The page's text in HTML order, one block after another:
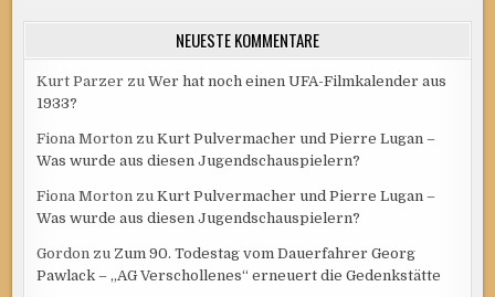
NEUESTE KOMMENTARE
Kurt Parzer zuWer hat noch einen UFA-Filmkalender aus
1933?
Fiona Morton zuKurt Pulvermacher und Pierre Lugan –
Was wurde aus diesen Jugendschauspielern?
Fiona Morton zuKurt Pulvermacher und Pierre Lugan –
Was wurde aus diesen Jugendschauspielern?
Gordon zu Zum 90. Todestag vom Dauerfahrer Georg
Pawlack – „AG Verschollenes“ erneuert die Gedenkstätte